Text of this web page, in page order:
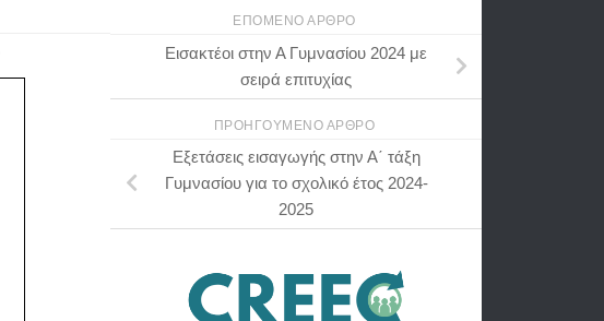
ΕΠΌΜΕΝΟ ΆΡΘΡΟ
Εισακτέοι στην Α Γυμνασίου 2024 με
σειρά επιτυχίας
ΠΡΟΗΓΟΎΜΕΝΟ ΆΡΘΡΟ
Εξετάσεις εισαγωγής στην Α΄ τάξη
Γυμνασίου για το σχολικό έτος 2024-
2025